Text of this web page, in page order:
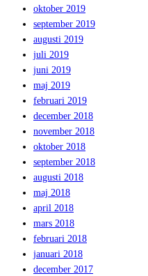
oktober 2019
september 2019
augusti 2019
juli 2019
juni 2019
maj 2019
februari 2019
december 2018
november 2018
oktober 2018
september 2018
augusti 2018
maj 2018
april 2018
mars 2018
februari 2018
januari 2018
december 2017